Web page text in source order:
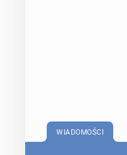
WIADOMOŚCI